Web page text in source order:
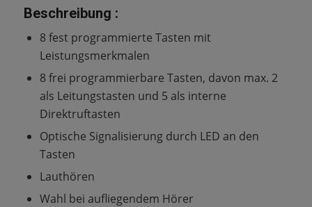
Beschreibung :
8 fest programmierte Tasten mit
Leistungsmerkmalen
8 frei programmierbare Tasten, davon max. 2
als Leitungstasten und 5 als interne
Direktruftasten
Optische Signalisierung durch LED an den
Tasten
Lauthören
Wahl bei aufliegendem Hörer